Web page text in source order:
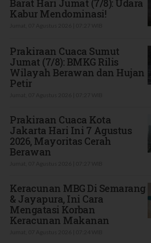
Barat Hari Jumat (7/8): Udara
Kabur Mendominasi!
Prakiraan Cuaca Sumut
Jumat (7/8): BMKG Rilis
Wilayah Berawan dan Hujan
Petir
Prakiraan Cuaca Kota
Jakarta Hari Ini 7 Agustus
2026, Mayoritas Cerah
Berawan
Keracunan MBG Di Semarang
& Jayapura, Ini Cara
Mengatasi Korban
Keracunan Makanan